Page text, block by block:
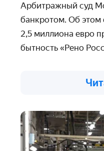
Арбитражный суд
банкротом. Об этом
2,5 миллиона евро
бытность «Рено